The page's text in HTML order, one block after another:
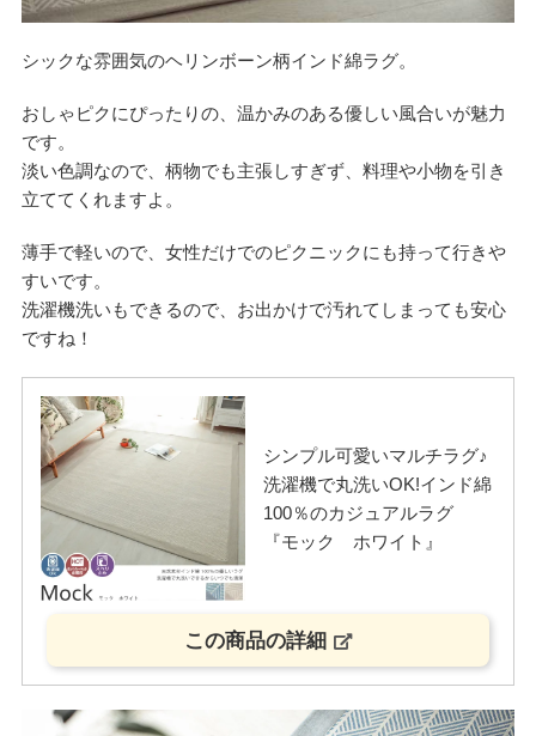
シックな雰囲気のヘリンボーン柄インド綿ラグ。
おしゃピクにぴったりの、温かみのある優しい風合いが魅力
です。
淡い色調なので、柄物でも主張しすぎず、料理や小物を引き
立ててくれますよ。
薄手で軽いので、女性だけでのピクニックにも持って行きや
すいです。
洗濯機洗いもできるので、お出かけで汚れてしまっても安心
ですね！
シンプル可愛いマルチラグ♪
洗濯機で丸洗いOK!インド綿
100％のカジュアルラグ
『モック ホワイト』
この商品の詳細